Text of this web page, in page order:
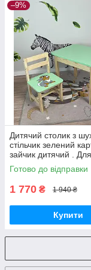
–9%
Дитячий столик з
стільчик зелений
зайчик дитячий . Для
навчання,
Готово до відправки
1 770 ₴ 1 940 ₴
Купити